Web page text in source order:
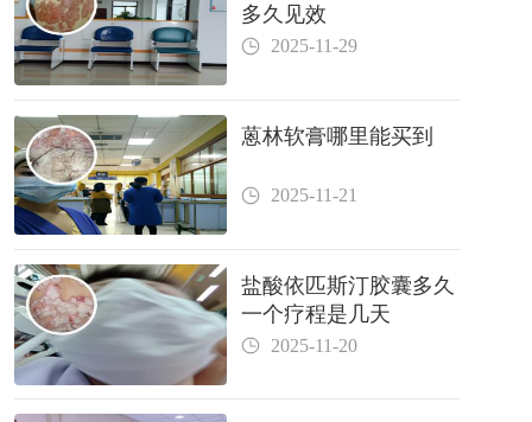
多久见效
2025-11-29
蒽林软膏哪里能买到
2025-11-21
盐酸依匹斯汀胶囊多久
一个疗程是几天
2025-11-20